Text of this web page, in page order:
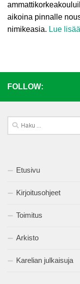
aikoina pinnalle
nimikeasia. Lue
FOLLOW:
Haku:
Etusivu
Kirjoitusohjeet
Toimitus
Arkisto
Karelian julkaisuja